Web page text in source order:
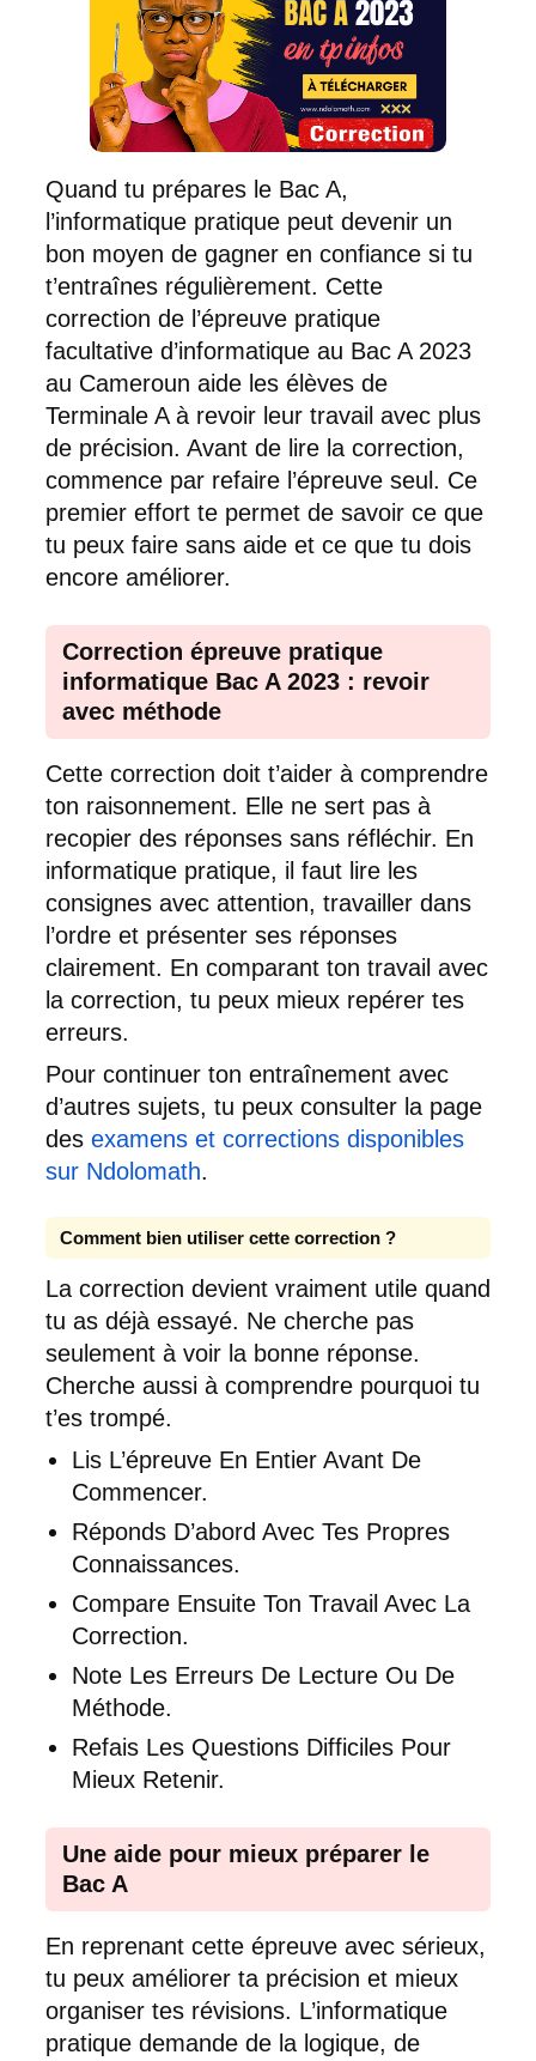
Quand tu prépares le Bac A,
l’informatique pratique peut devenir un
bon moyen de gagner en confiance si tu
t’entraînes régulièrement. Cette
correction de l’épreuve pratique
facultative d’informatique au Bac A 2023
au Cameroun aide les élèves de
Terminale A à revoir leur travail avec plus
de précision. Avant de lire la correction,
commence par refaire l’épreuve seul. Ce
premier effort te permet de savoir ce que
tu peux faire sans aide et ce que tu dois
encore améliorer.
Correction épreuve pratique
informatique Bac A 2023 : revoir
avec méthode
Cette correction doit t’aider à comprendre
ton raisonnement. Elle ne sert pas à
recopier des réponses sans réfléchir. En
informatique pratique, il faut lire les
consignes avec attention, travailler dans
l’ordre et présenter ses réponses
clairement. En comparant ton travail avec
la correction, tu peux mieux repérer tes
erreurs.
Pour continuer ton entraînement avec
d’autres sujets, tu peux consulter la page
des examens et corrections disponibles
sur Ndolomath.
Comment bien utiliser cette correction ?
La correction devient vraiment utile quand
tu as déjà essayé. Ne cherche pas
seulement à voir la bonne réponse.
Cherche aussi à comprendre pourquoi tu
t’es trompé.
Lis L’épreuve En Entier Avant De
Commencer.
Réponds D’abord Avec Tes Propres
Connaissances.
Compare Ensuite Ton Travail Avec La
Correction.
Note Les Erreurs De Lecture Ou De
Méthode.
Refais Les Questions Difficiles Pour
Mieux Retenir.
Une aide pour mieux préparer le
Bac A
En reprenant cette épreuve avec sérieux,
tu peux améliorer ta précision et mieux
organiser tes révisions. L’informatique
pratique demande de la logique, de